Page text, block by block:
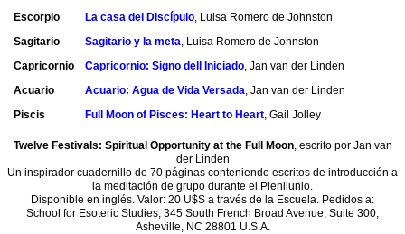
social
Charlas
de
Bailey
Colaboración
Comprendiendo
Escorpio
La casa del Discípulo , Luisa Romero de Johnston
Sagitario
Sagitario y la meta , Luisa Romero de Johnston
Capricornio
Capricornio: Signo dell Iniciado , Jan van der Linden
Acuario
Acuario: Agua de Vida Versada , Jan van der Linden
Piscis
Full Moon of Pisces: Heart to Heart , Gail Jolley
Twelve Festivals: Spiritual Opportunity at the Full Moon, escrito por Jan van
der Linden
Un inspirador cuadernillo de 70 páginas conteniendo escritos de introducción a
la meditación de grupo durante el Plenilunio.
Disponible en inglés. Valor: 20 U$S a través de la Escuela. Pedidos a:
School for Esoteric Studies, 345 South French Broad Avenue, Suite 300,
Asheville, NC 28801 U.S.A.